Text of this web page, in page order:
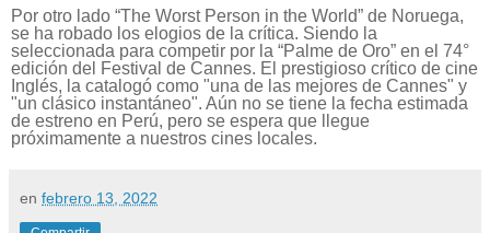
Por otro lado “The Worst Person in the World” de Noruega,
se ha robado los elogios de la crítica. Siendo la
seleccionada para competir por la “Palme de Oro” en el 74°
edición del Festival de Cannes. El prestigioso crítico de cine
Inglés, la catalogó como "una de las mejores de Cannes" y
"un clásico instantáneo". Aún no se tiene la fecha estimada
de estreno en Perú, pero se espera que llegue
próximamente a nuestros cines locales.
en febrero 13, 2022